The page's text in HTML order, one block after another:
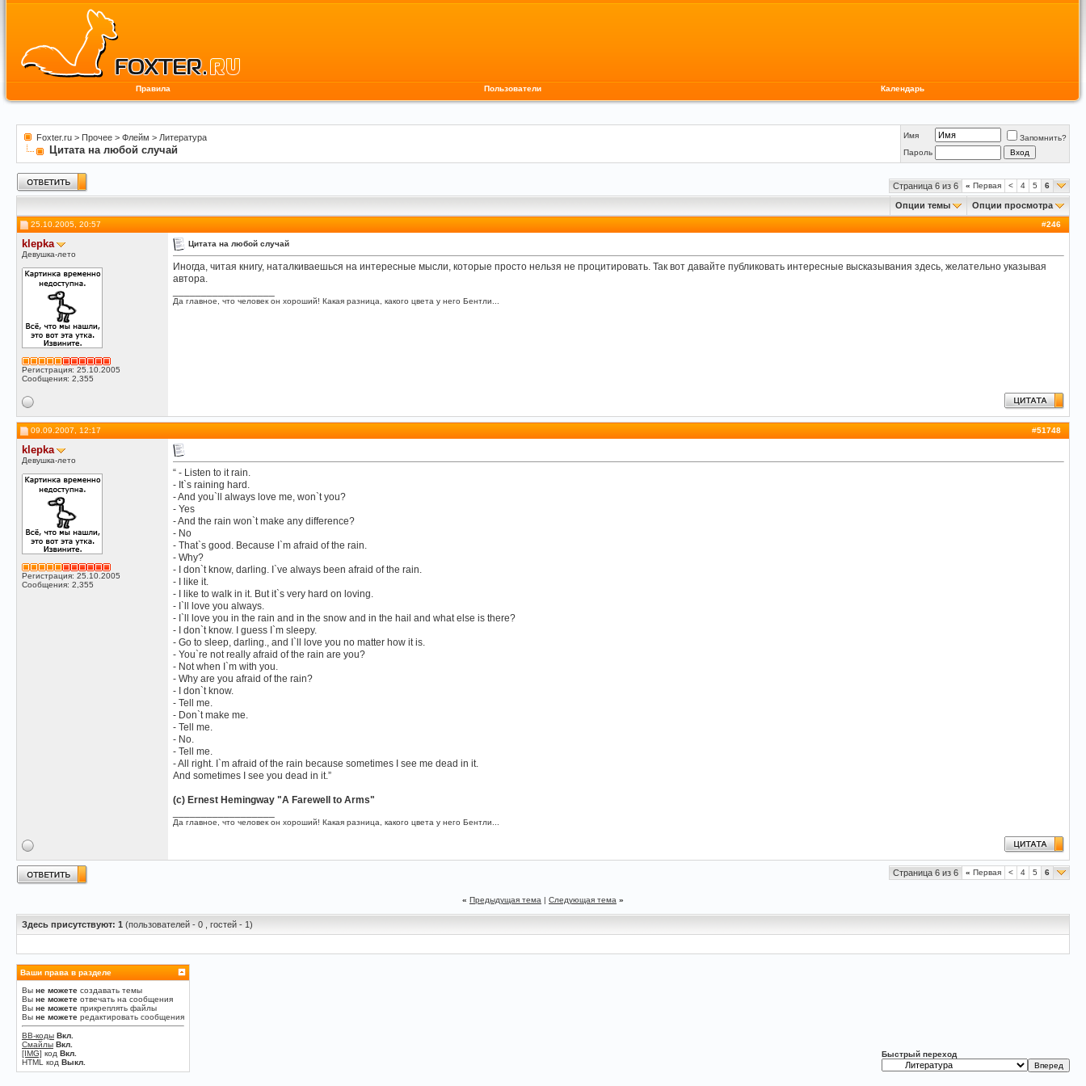
Правила Пользователи Календарь
Foxter.ru > Прочее > Флейм > Литература
Цитата на любой случай
Имя
Запомнить?
Пароль
Страница 6 из 6 « Первая < 4 5 6
Опции темы Опции просмотра
25.10.2005, 20:57 #246
klepka
Девушка-лето
Регистрация: 25.10.2005
Сообщения: 2,355
Цитата на любой случай
Иногда, читая книгу, наталкиваешься на интересные мысли, которые просто нельзя не процитировать. Так вот давайте публиковать интересные высказывания здесь, желательно указывая
автора.
Да главное, что человек он хороший! Какая разница, какого цвета у него Бентли...
09.09.2007, 12:17 #51748
klepka
Девушка-лето
Регистрация: 25.10.2005
Сообщения: 2,355
“ - Listen to it rain.
- It`s raining hard.
- And you`ll always love me, won`t you?
- Yes
- And the rain won`t make any difference?
- No
- That`s good. Because I`m afraid of the rain.
- Why?
- I don`t know, darling. I`ve always been afraid of the rain.
- I like it.
- I like to walk in it. But it`s very hard on loving.
- I`ll love you always.
- I`ll love you in the rain and in the snow and in the hail and what else is there?
- I don`t know. I guess I`m sleepy.
- Go to sleep, darling., and I`ll love you no matter how it is.
- You`re not really afraid of the rain are you?
- Not when I`m with you.
- Why are you afraid of the rain?
- I don`t know.
- Tell me.
- Don`t make me.
- Tell me.
- No.
- Tell me.
- All right. I`m afraid of the rain because sometimes I see me dead in it.
And sometimes I see you dead in it.”
(c) Ernest Hemingway "A Farewell to Arms"
Да главное, что человек он хороший! Какая разница, какого цвета у него Бентли...
Страница 6 из 6 « Первая < 4 5 6
« Предыдущая тема | Следующая тема »
Здесь присутствуют: 1 (пользователей - 0 , гостей - 1)
Ваши права в разделе
Вы не можете создавать темы
Вы не можете отвечать на сообщения
Вы не можете прикреплять файлы
Вы не можете редактировать сообщения
BB-коды Вкл.
Смайлы Вкл.
[IMG] код Вкл.
HTML код Выкл.
Быстрый переход